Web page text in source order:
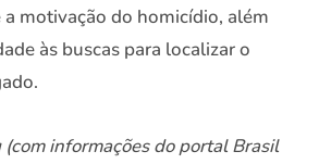
a motivação do homicídio, além
às buscas para localizar o
(com informações do portal Brasil